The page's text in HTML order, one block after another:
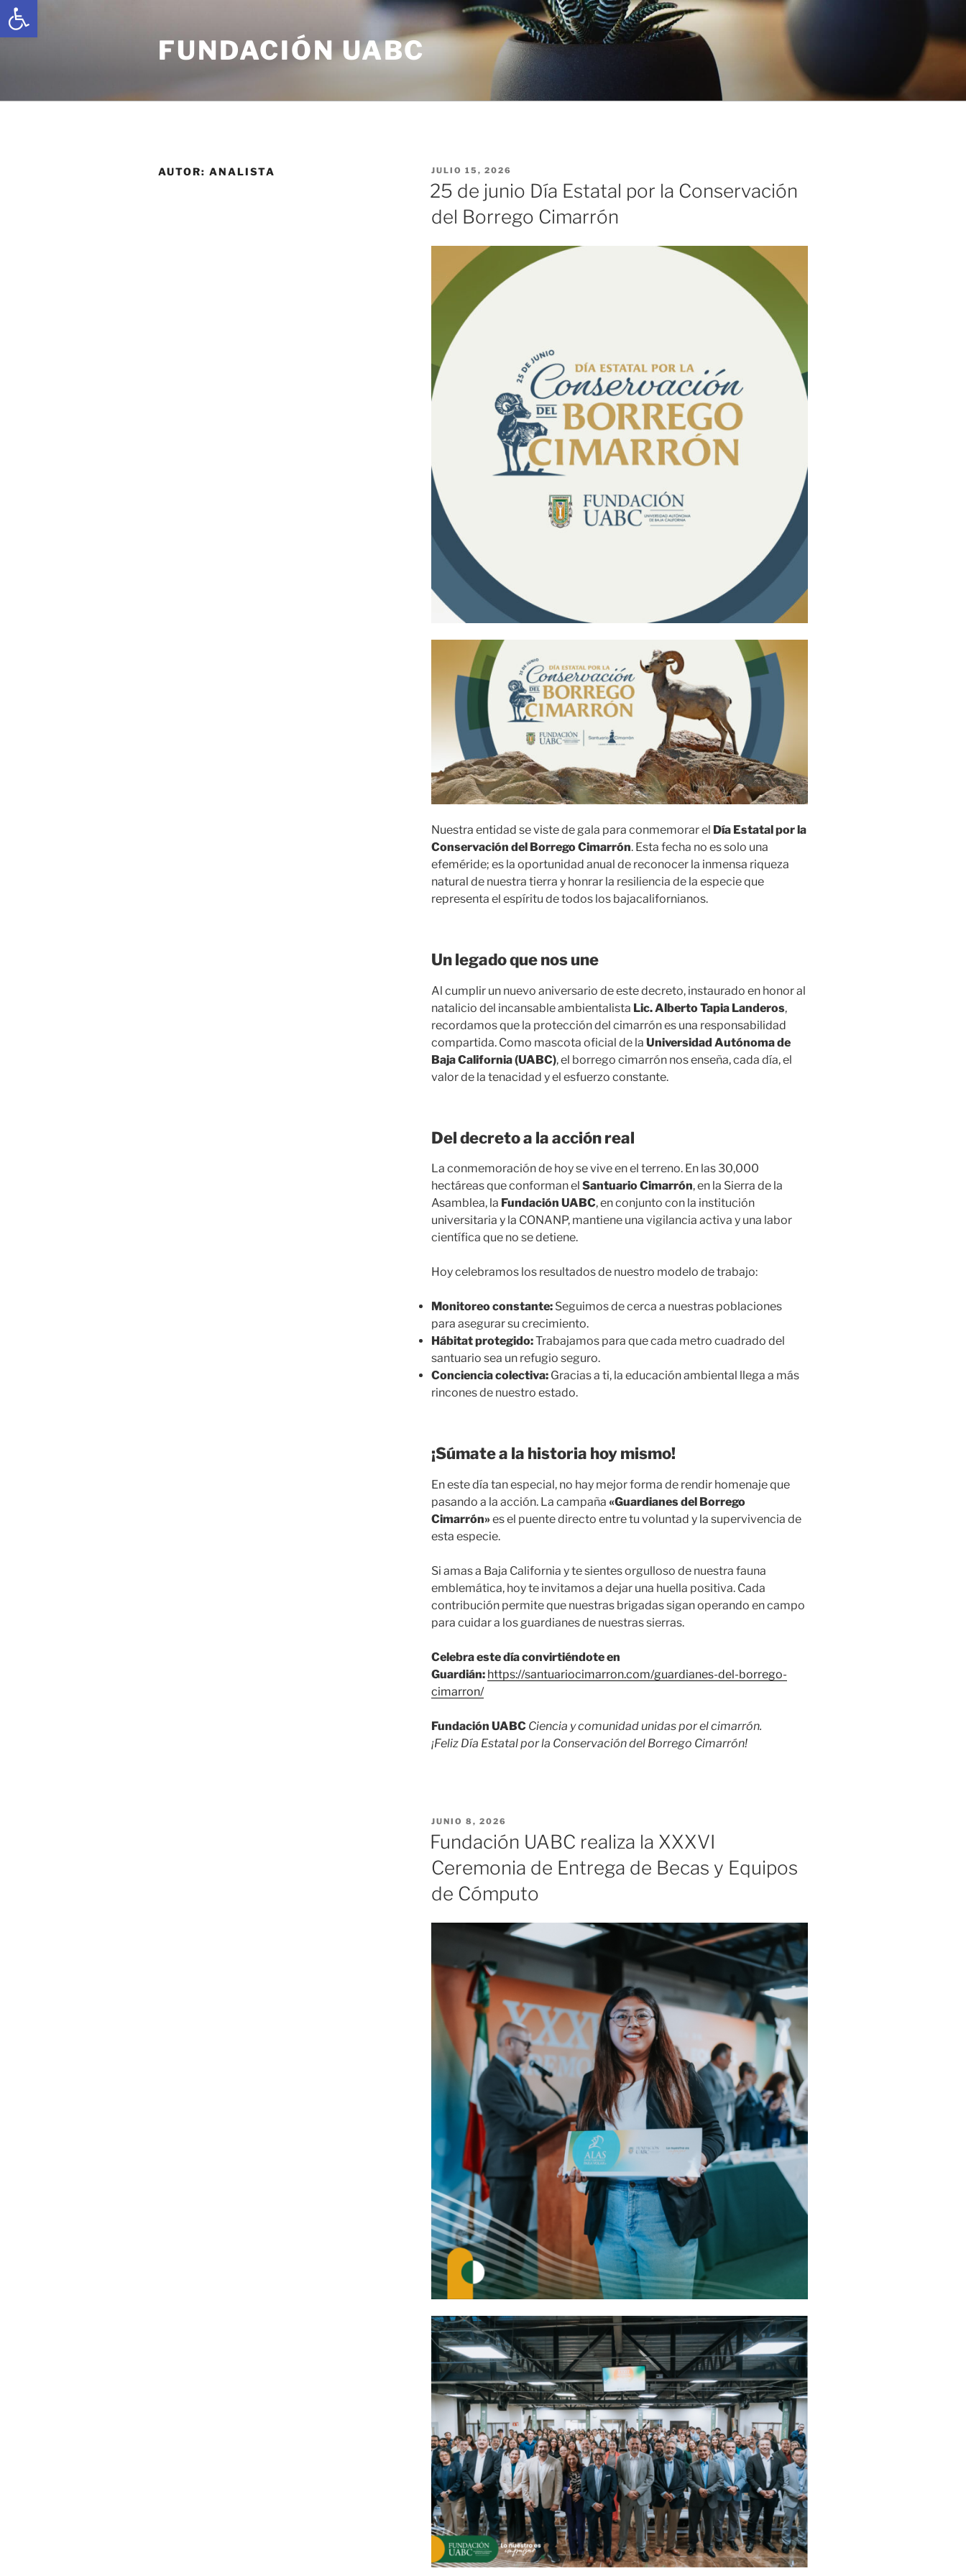
Abrir barra de herramientas
FUNDACIÓN UABC
AUTOR: ANALISTA JULIO 15, 2026
25 de junio Día Estatal por la Conservación
del Borrego Cimarrón
Nuestra entidad se viste de gala para conmemorar el Día Estatal por la
Conservación del Borrego Cimarrón. Esta fecha no es solo una
efeméride; es la oportunidad anual de reconocer la inmensa riqueza
natural de nuestra tierra y honrar la resiliencia de la especie que
representa el espíritu de todos los bajacalifornianos.
Un legado que nos une
Al cumplir un nuevo aniversario de este decreto, instaurado en honor al
natalicio del incansable ambientalista Lic. Alberto Tapia Landeros,
recordamos que la protección del cimarrón es una responsabilidad
compartida. Como mascota oficial de la Universidad Autónoma de
Baja California (UABC), el borrego cimarrón nos enseña, cada día, el
valor de la tenacidad y el esfuerzo constante.
Del decreto a la acción real
La conmemoración de hoy se vive en el terreno. En las 30,000
hectáreas que conforman el Santuario Cimarrón, en la Sierra de la
Asamblea, la Fundación UABC, en conjunto con la institución
universitaria y la CONANP, mantiene una vigilancia activa y una labor
científica que no se detiene.
Hoy celebramos los resultados de nuestro modelo de trabajo:
Monitoreo constante:Seguimos de cerca a nuestras poblaciones
para asegurar su crecimiento.
Hábitat protegido:Trabajamos para que cada metro cuadrado del
santuario sea un refugio seguro.
Conciencia colectiva:Gracias a ti, la educación ambiental llega a más
rincones de nuestro estado.
¡Súmate a la historia hoy mismo!
En este día tan especial, no hay mejor forma de rendir homenaje que
pasando a la acción. La campaña «Guardianes del Borrego
Cimarrón» es el puente directo entre tu voluntad y la supervivencia de
esta especie.
Si amas a Baja California y te sientes orgulloso de nuestra fauna
emblemática, hoy te invitamos a dejar una huella positiva. Cada
contribución permite que nuestras brigadas sigan operando en campo
para cuidar a los guardianes de nuestras sierras.
Celebra este día convirtiéndote en
Guardián: https://santuariocimarron.com/guardianes-del-borrego-
cimarron/
Fundación UABC Ciencia y comunidad unidas por el cimarrón.
¡Feliz Día Estatal por la Conservación del Borrego Cimarrón!
JUNIO 8, 2026
Fundación UABC realiza la XXXVI
Ceremonia de Entrega de Becas y Equipos
de Cómputo